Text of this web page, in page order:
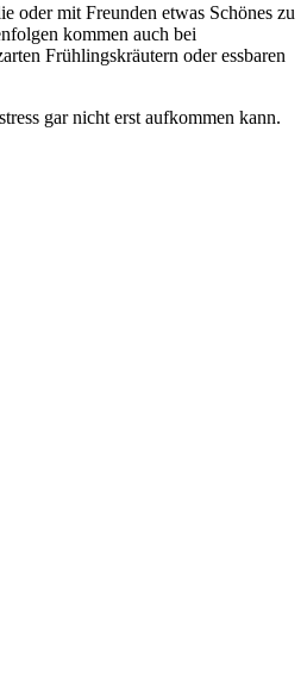
oder mit Freunden etwas Schönes zu
kommen auch bei
Frühlingskräutern oder essbaren
gar nicht erst aufkommen kann.